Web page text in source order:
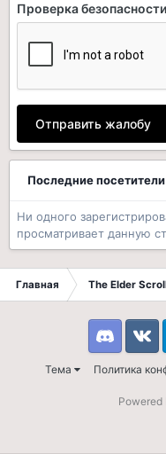
Проверка безопасности
Отправить жалобу
Последние посетители
Ни одного
просматривает данную
Главная The Elder
Тема Политика
DiscordVK
Powered